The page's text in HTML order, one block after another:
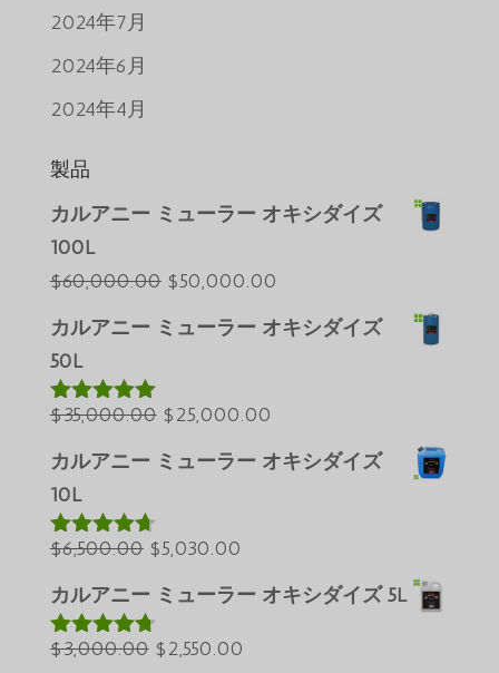
2024年7月
2024年6月
2024年4月
製品
カルアニー ミューラー オキシダイズ
100L
$60,000.00 元
は
$60,000.00
た。
$50,000.00
在
は
カルアニー ミューラー オキシダイズ
50L
5段階中5.00
$35,000.00 元
は
$35,000.00
し
$25,000.00
在
は
カルアニー ミューラー オキシダイズ
10L
5段階中
$6,500.00 元
価
格
$5,030.00
価
カルアニー ミューラー オキシダイズ 5L
5段階中
$3,000.00 元
$2,550.00
Русский
العربية
Português do Brasil